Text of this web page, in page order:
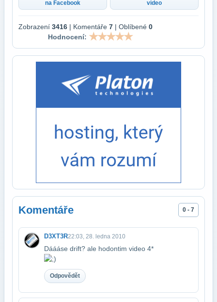
na Facebook
video
Zobrazení 3416 | Komentáře 7 | Oblíbené 0
Hodnocení:
Komentáře 0 - 7
D3XT3R22:03, 28. ledna 2010
Dáááse drift? ale hodontim video 4*
Odpovědět